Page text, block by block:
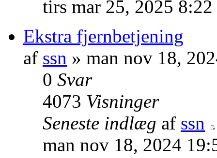
tirs mar 25, 2025 8:22
Ekstra fjernbetjening
af ssn » man nov 18,
0 Svar
4073 Visninger
Seneste indlæg af ssn
man nov 18, 2024